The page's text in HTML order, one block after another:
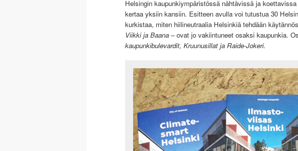
Helsingin kaupunkiympäristössä nähtävissä ja
kertaa yksiin kansiin. Esitteen avulla voi tutustua 30
kurkistaa, miten hiilineutraalia Helsinkiä tehdään
Viikki ja Baana – ovat jo vakiintuneet osaksi kaupunkia.
kaupunkibulevardit, Kruunusillat ja Raide-Jokeri.